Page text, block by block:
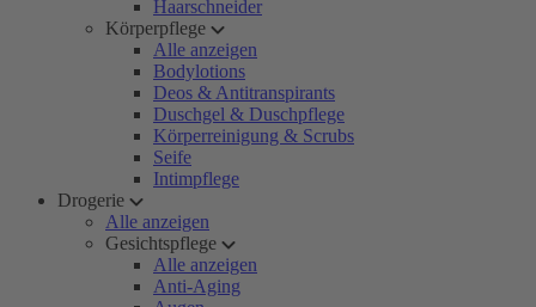
Haarschneider
Körperpflege
Alle anzeigen
Bodylotions
Deos & Antitranspirants
Duschgel & Duschpflege
Körperreinigung & Scrubs
Seife
Intimpflege
Drogerie
Alle anzeigen
Gesichtspflege
Alle anzeigen
Anti-Aging